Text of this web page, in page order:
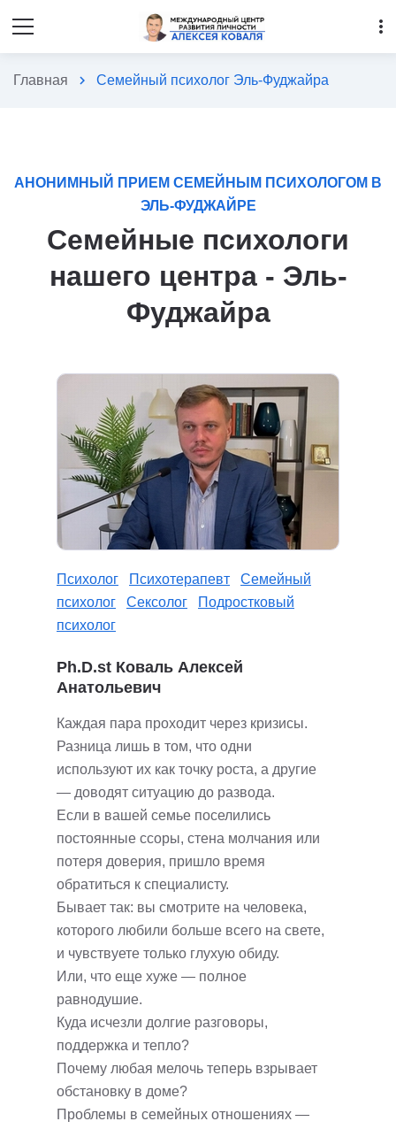
more_vert
Главная chevron_right Семейный психолог Эль-Фуджайра
АНОНИМНЫЙ ПРИЕМ СЕМЕЙНЫМ ПСИХОЛОГОМ В
ЭЛЬ-ФУДЖАЙРЕ
Семейные психологи
нашего центра - Эль-
Фуджайра
Психолог Психотерапевт
Семейный
психолог
Сексолог
Подростковый
психолог
Ph.D.st Коваль Алексей
Анатольевич
Каждая пара проходит через кризисы.
Разница лишь в том, что одни
используют их как точку роста, а другие
— доводят ситуацию до развода.
Если в вашей семье поселились
постоянные ссоры, стена молчания или
потеря доверия, пришло время
обратиться к специалисту.
Бывает так: вы смотрите на человека,
которого любили больше всего на свете,
и чувствуете только глухую обиду.
Или, что еще хуже — полное
равнодушие.
Куда исчезли долгие разговоры,
поддержка и тепло?
Почему любая мелочь теперь взрывает
обстановку в доме?
Проблемы в семейных отношениях —